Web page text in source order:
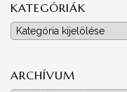
KATEGÓRIÁK
Kategóriák
ARCHÍVUM